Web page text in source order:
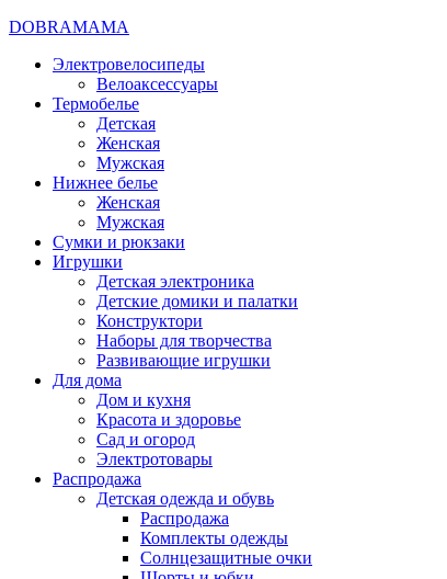
DOBRAMAMA
Электровелосипеды
Велоаксессуары
Термобелье
Детская
Женская
Мужская
Нижнее белье
Женская
Мужская
Сумки и рюкзаки
Игрушки
Детская электроника
Детские домики и палатки
Конструктори
Наборы для творчества
Развивающие игрушки
Для дома
Дом и кухня
Красота и здоровье
Сад и огород
Электротовары
Распродажа
Детская одежда и обувь
Распродажа
Комплекты одежды
Солнцезащитные очки